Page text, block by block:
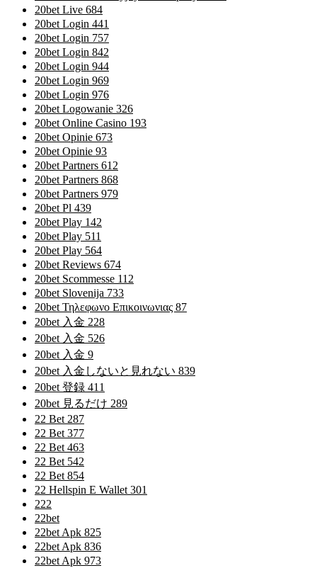
20bet Live 684
20bet Login 441
20bet Login 757
20bet Login 842
20bet Login 944
20bet Login 969
20bet Login 976
20bet Logowanie 326
20bet Online Casino 193
20bet Opinie 673
20bet Opinie 93
20bet Partners 612
20bet Partners 868
20bet Partners 979
20bet Pl 439
20bet Play 142
20bet Play 511
20bet Play 564
20bet Reviews 674
20bet Scommesse 112
20bet Slovenija 733
20bet Τηλεφωνο Επικοινωνιας 87
20bet 入金 228
20bet 入金 526
20bet 入金 9
20bet 入金しないと見れない 839
20bet 登録 411
20bet 見るだけ 289
22 Bet 287
22 Bet 377
22 Bet 463
22 Bet 542
22 Bet 854
22 Hellspin E Wallet 301
222
22bet
22bet Apk 825
22bet Apk 836
22bet Apk 973